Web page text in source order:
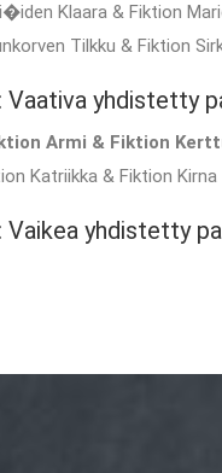
Klaara & Fiktion
Tilkku & Fiktion
Vaativa yhdistetty
Armi & Fiktion
Katriikka & Fiktion Kirna
Vaikea yhdistetty